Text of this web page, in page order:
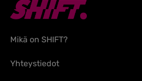
Mikä on SHIFT?
Yhteystiedot